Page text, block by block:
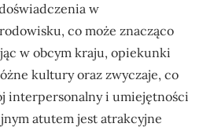
w
co może znacząco
w obcym kraju, opiekunki
kultury oraz zwyczaje, co
interpersonalny i umiejętności
atutem jest atrakcyjne